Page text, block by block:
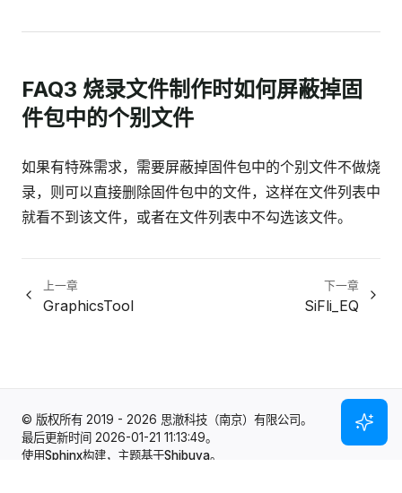
FAQ3 烧录文件制作时如何屏蔽掉固
件包中的个别文件
如果有特殊需求，需要屏蔽掉固件包中的个别文件不做烧
录，则可以直接删除固件包中的文件，这样在文件列表中
就看不到该文件，或者在文件列表中不勾选该文件。
上一章
GraphicsTool
下一章
SiFli_EQ
© 版权所有 2019 - 2026 思澈科技（南京）有限公司。
最后更新时间 2026-01-21 11:13:49。
使用Sphinx构建，主题基于Shibuya。